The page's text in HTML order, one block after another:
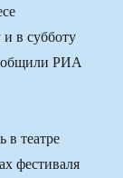
в субботу
РИА
в театре
фестиваля